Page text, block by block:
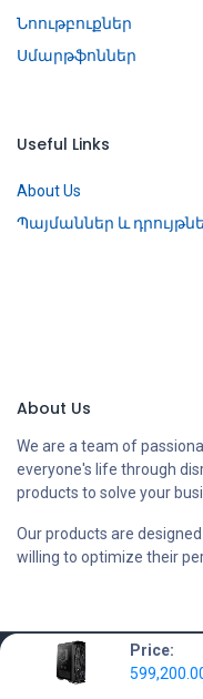
Price:
Նոութբուքներ
Սմարթֆոններ
Useful Links
About Us
Պայմաններ և
About Us
We are a team of
everyone's life through
products to solve your
Our products are
willing to optimize their